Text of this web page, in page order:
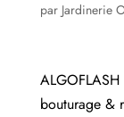
par Jardinerie
bouturage &